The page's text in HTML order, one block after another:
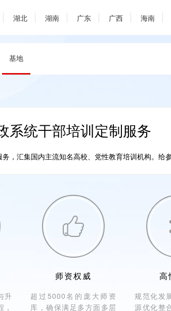
湖北 湖南 广东 广西 海南
基地
系统干部培训定制服务
，汇集国内主流知名高校、党性教育培训机构。
升

师资权威
超过5000名的庞大师资
库，确保满足多方面多层
高
规范化发
源优化整